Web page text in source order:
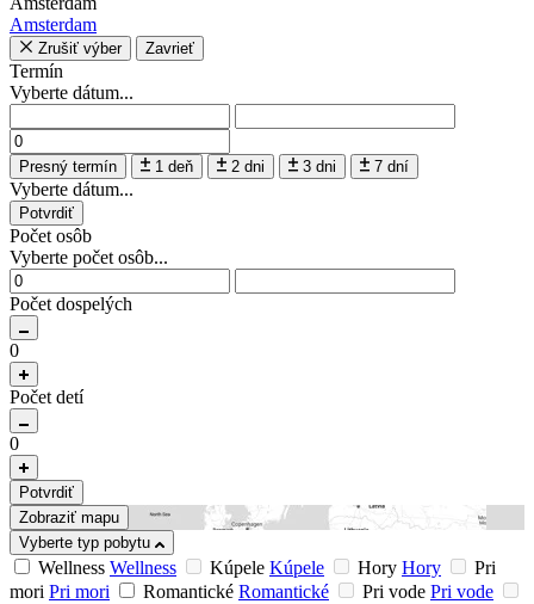
Amsterdam
Zrušiť výber Zavrieť
Termín
Vyberte dátum...
Presný termín 1 deň 2 dni 3 dni 7 dní
Vyberte dátum...
Potvrdiť
Počet osôb
Vyberte počet osôb...
Počet dospelých
0
Počet detí
0
Potvrdiť
Zobraziť mapu
Vyberte typ pobytu
Wellness Wellness Kúpele Kúpele Hory Hory
Pri
mori Pri mori Romantické Romantické Pri vode Pri vode